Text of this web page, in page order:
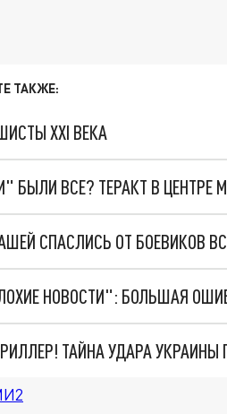
ТАКЖЕ:
XXI ВЕКА
БЫЛИ ВСЕ? ТЕРАКТ В
СПАСЛИСЬ ОТ БОЕВИКОВ
ТАЙНА УДАРА